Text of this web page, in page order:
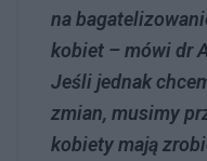
na
kobiet – mówi dr
Jeśli jednak
zmian, musimy
kobiety mają